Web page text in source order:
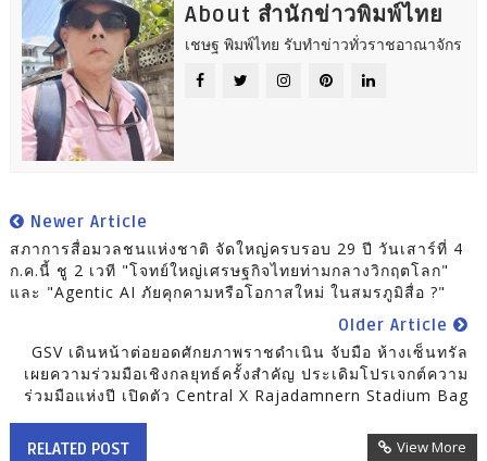
About สำนักข่าวพิมพ์ไทย
เชษฐ พิมพ์ไทย รับทำข่าวทั่วราชอาณาจักร
Newer Article
สภาการสื่อมวลชนแห่งชาติ จัดใหญ่ครบรอบ 29 ปี วันเสาร์ที่ 4
ก.ค.นี้ ชู 2 เวที "โจทย์ใหญ่เศรษฐกิจไทยท่ามกลางวิกฤตโลก"
และ "Agentic AI ภัยคุกคามหรือโอกาสใหม่ ในสมรภูมิสื่อ ?"
Older Article
GSV เดินหน้าต่อยอดศักยภาพราชดำเนิน จับมือ ห้างเซ็นทรัล
เผยความร่วมมือเชิงกลยุทธ์ครั้งสำคัญ ประเดิมโปรเจกต์ความ
ร่วมมือแห่งปี เปิดตัว Central X Rajadamnern Stadium Bag
RELATED POST View More